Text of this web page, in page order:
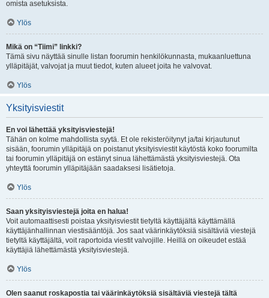
omista asetuksista.
Ylös
Mikä on “Tiimi” linkki?
Tämä sivu näyttää sinulle listan foorumin henkilökunnasta, mukaanluettuna
ylläpitäjät, valvojat ja muut tiedot, kuten alueet joita he valvovat.
Ylös
Yksityisviestit
En voi lähettää yksityisviestejä!
Tähän on kolme mahdollista syytä. Et ole rekisteröitynyt ja/tai kirjautunut
sisään, foorumin ylläpitäjä on poistanut yksityisviestit käytöstä koko foorumilta
tai foorumin ylläpitäjä on estänyt sinua lähettämästä yksityisviestejä. Ota
yhteyttä foorumin ylläpitäjään saadaksesi lisätietoja.
Ylös
Saan yksityisviestejä joita en halua!
Voit automaattisesti poistaa yksityisviestit tietyltä käyttäjältä käyttämällä
käyttäjänhallinnan viestisääntöjä. Jos saat väärinkäytöksiä sisältäviä viestejä
tietyltä käyttäjältä, voit raportoida viestit valvojille. Heillä on oikeudet estää
käyttäjiä lähettämästä yksityisviestejä.
Ylös
Olen saanut roskapostia tai väärinkäytöksiä sisältäviä viestejä tältä